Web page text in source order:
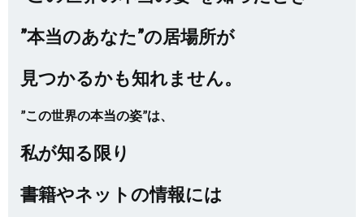
”本当のあなた”の居場所が
見つかるかも知れません。
”この世界の本当の姿”は、
私が知る限り
書籍やネットの情報には